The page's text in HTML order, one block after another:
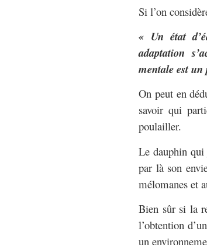
Si l’on
« Un état
adaptation
mentale est
On peut en
savoir qui
poulailler.
Le dauphin
par là son
mélomanes et
Bien sûr si la
l’obtention
un